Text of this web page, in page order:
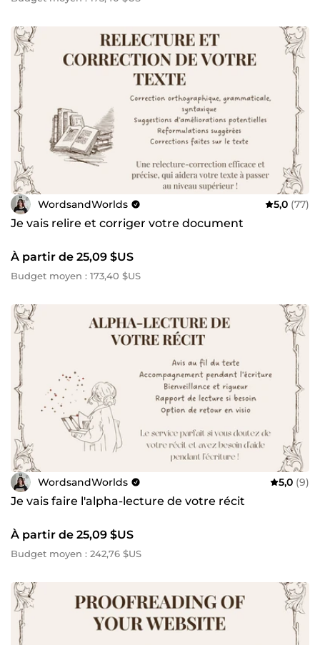
littéraires, d’aide à l’écriture. Plus de 200 auteur.ices
aidé.es, et plus de 178 avis positifs. Mon but est simple :
vous aider à avoir le meilleur récit possible, en vous
écoutant, en vous poussant au maximum de votre
potentiel littéraire. Promis, votre histoire n'est pas
mauvaise et elle mérite d'être lue. N'hésitez pas à venir
discuter, je serais ravie de vous aider ! 👋🏻
WordsandWorlds 5,0 (77)
Je vais relire et corriger votre document
À partir de 25,09 $US
Budget moyen : 173,40 $US
WordsandWorlds 5,0 (9)
Je vais faire l'alpha-lecture de votre récit
À partir de 25,09 $US
Budget moyen : 242,76 $US